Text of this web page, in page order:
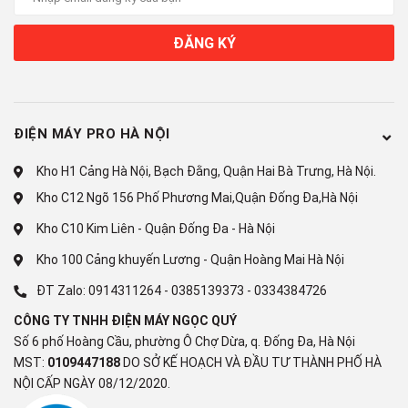
tích tụ, sinh sôi trong quá trình sử dụng ở môi trường thường
xuyên ẩm ướt.
*Hình ảnh chỉ mang tính chất minh họa
Khối lượng giặt và chương trình
Khối lượng giặt 10.5 kg
ĐĂNG KÝ
ĐIỆN MÁY PRO HÀ NỘI
Kho H1 Cảng Hà Nội, Bạch Đằng, Quận Hai Bà Trưng, Hà Nội.
Kho C12 Ngõ 156 Phố Phương Mai,Quận Đống Đa,Hà Nội
Kho C10 Kim Liên - Quận Đống Đa - Hà Nội
Kho 100 Cảng khuyến Lương - Quận Hoàng Mai Hà Nội
ĐT Zalo: 0914311264 - 0385139373 - 0334384726
CÔNG TY TNHH ĐIỆN MÁY NGỌC QUÝ
Số 6 phố Hoàng Cầu, phường Ô Chợ Dừa, q. Đống Đa, Hà Nội
MST: 0109447188 DO SỞ KẾ HOẠCH VÀ ĐẦU TƯ THÀNH PHỐ HÀ
NỘI CẤP NGÀY 08/12/2020.